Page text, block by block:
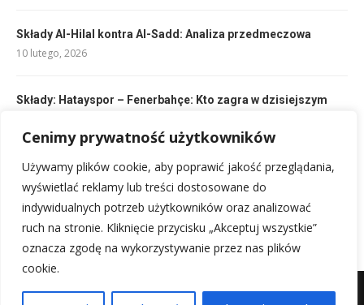
Cenimy prywatność użytkowników
Używamy plików cookie, aby poprawić jakość przeglądania,
wyświetlać reklamy lub treści dostosowane do
indywidualnych potrzeb użytkowników oraz analizować
ruch na stronie. Kliknięcie przycisku „Akceptuj wszystkie”
oznacza zgodę na wykorzystywanie przez nas plików
cookie.
Składy Al-Hilal kontra Al-Sadd: Analiza przedmeczowa
10 lutego, 2026
Składy: Hatayspor – Fenerbahçe: Kto zagra w dzisiejszym
10 lutego, 2026
Składy: Lech Poznań – Zagłębie Lubin: Kto zagra?
10 lutego, 2026
Mapa witryny Kontakt z nami